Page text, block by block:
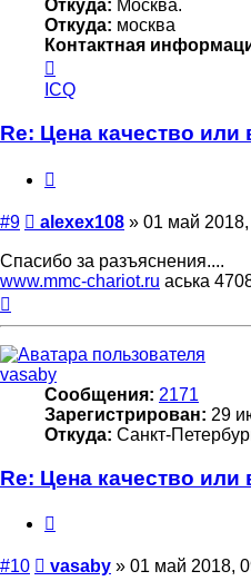
Откуда: Москва.
Откуда: москва
Контактная
информация
пользователя
ICQ
Re: Цена качество или
#9 Сообщение
alexex108 » 01 май
Спасибо за разъяснения....
www.mmc-chariot.ru аська
vasaby
Сообщения: 2171
Зарегистрирован: 29
Откуда: Санкт-
Re: Цена качество или
#10 Сообщение
vasaby » 01 май 2018,